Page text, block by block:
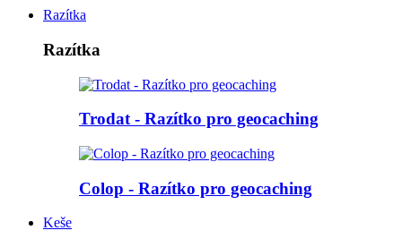
Razítka
Razítka
Trodat - Razítko pro geocaching
Colop - Razítko pro geocaching
Keše